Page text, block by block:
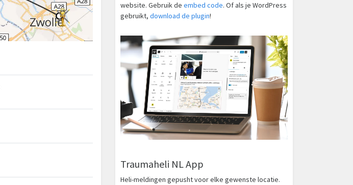
website. Gebruik de embed code. Of als je WordPress
gebruikt, download de plugin!
Traumaheli NL App
Heli-meldingen gepusht voor elke gewenste locatie.